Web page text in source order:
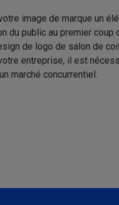
image de marque un
du public au premier coup
de logo de salon de
entreprise, il est
marché concurrentiel.